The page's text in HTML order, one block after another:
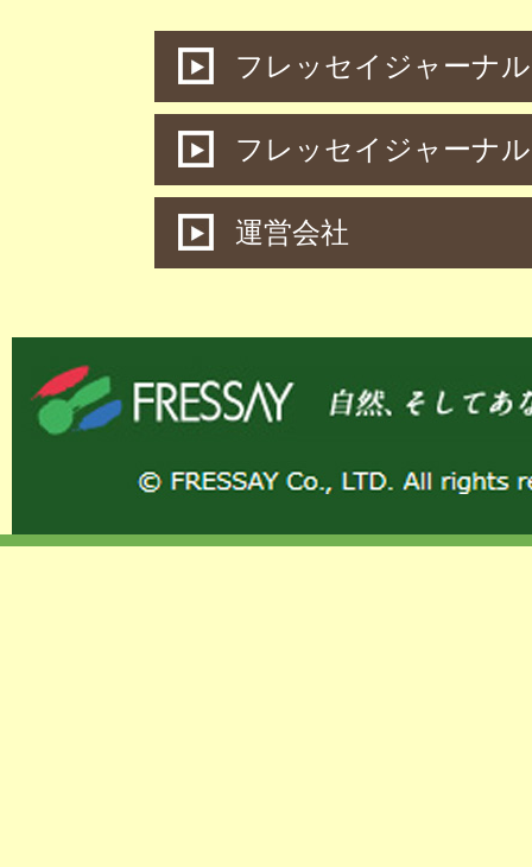
フレッセイジャーナ
フレッセイジャーナ
運営会社